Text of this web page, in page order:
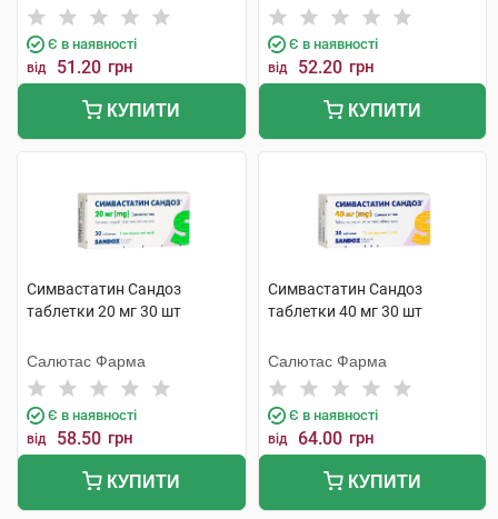
Є в наявності
від 51.20 грн
КУПИТИ
Є в наявності
від 52.20 грн
КУПИТИ
Симвастатин Сандоз
таблетки 20 мг 30 шт
Салютас Фарма
Є в наявності
від 58.50 грн
КУПИТИ
Симвастатин Сандоз
таблетки 40 мг 30 шт
Салютас Фарма
Є в наявності
від 64.00 грн
КУПИТИ